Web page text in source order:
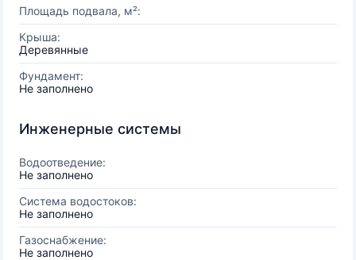
Площадь подвала, м²:
Крыша:
Деревянные
Фундамент:
Не заполнено
Инженерные системы
Водоотведение:
Не заполнено
Система водостоков:
Не заполнено
Газоснабжение:
Не заполнено